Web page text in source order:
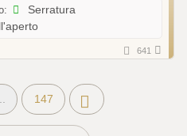
Serratura
641
147